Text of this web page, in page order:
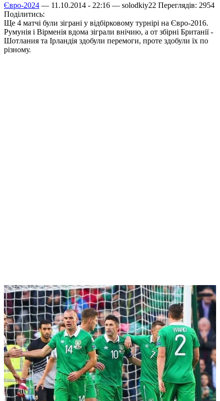
Євро-2024 — 11.10.2014 - 22:16 — solodkiy22 Переглядів: 2954
Поділитись:
Ще 4 матчі були зіграні у відбірковому турнірі на Євро-2016.
Румунія і Вірменія вдома зіграли внічию, а от збірні Британії -
Шотлания та Ірландія здобули перемоги, проте здобули їх по
різному.